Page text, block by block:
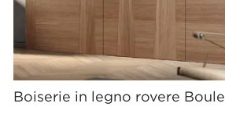
Boiserie in legno rovere